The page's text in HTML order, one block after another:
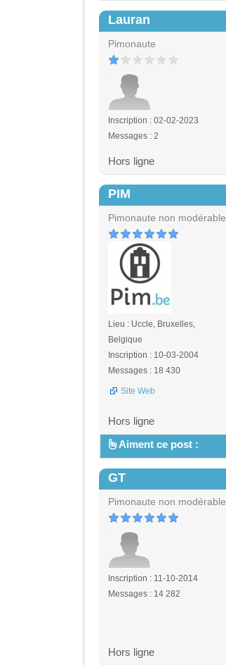
Lauran
Pimonaute
Inscription : 02-02-2023
Messages : 2
Hors ligne
PIM
Pimonaute non modérable
Lieu : Uccle, Bruxelles,
Belgique
Inscription : 10-03-2004
Messages : 18 430
Site Web
Hors ligne
Aiment ce post :
GT
Pimonaute non modérable
Inscription : 11-10-2014
Messages : 14 282
Hors ligne